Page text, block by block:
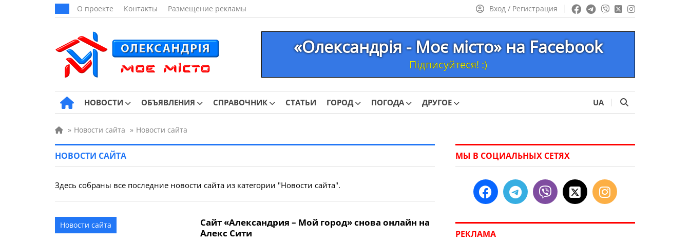
О проекте Контакты Размещение рекламы Вход / Регистрация
«Олександрія - Моє місто» на Facebook
Підписуйтеся! :)
НОВОСТИ ОБЪЯВЛЕНИЯ СПРАВОЧНИК СТАТЬИ ГОРОД ПОГОДА ДРУГОЕ UA
» Новости сайта » Новости сайта
НОВОСТИ САЙТА
Здесь собраны все последние новости сайта из категории "Новости сайта".
Новости сайта
Сайт «Александрия – Мой город» снова онлайн на
Алекс Сити
МЫ В СОЦИАЛЬНЫХ СЕТЯХ
РЕКЛАМА